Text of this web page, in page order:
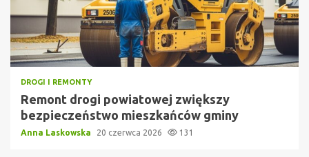
DROGI I REMONTY
Remont drogi powiatowej zwiększy
bezpieczeństwo mieszkańców gminy
Anna Laskowska 20 czerwca 2026 131